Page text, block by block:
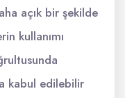
açık bir şekilde
kullanımı
kabul edilebilir